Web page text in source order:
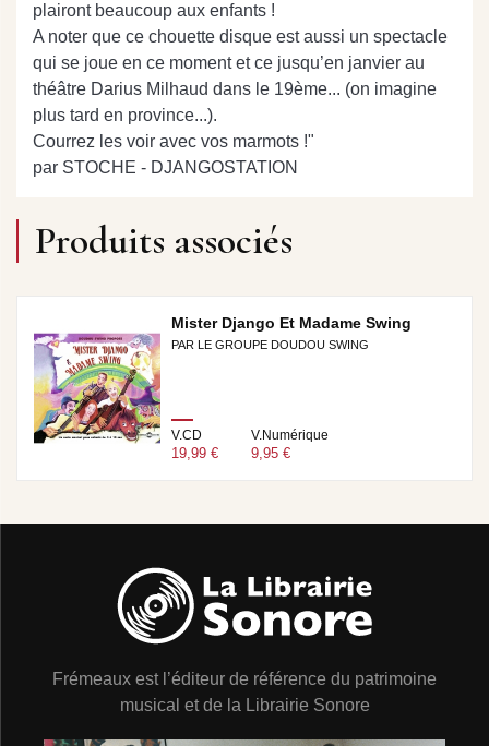
plairont beaucoup aux enfants !
A noter que ce chouette disque est aussi un spectacle
qui se joue en ce moment et ce jusqu’en janvier au
théâtre Darius Milhaud dans le 19ème... (on imagine
plus tard en province...).
Courrez les voir avec vos marmots !"
par STOCHE - DJANGOSTATION
Produits associés
Mister Django Et Madame Swing
PAR LE GROUPE DOUDOU SWING
V.CD
19,99 €
V.Numérique
9,95 €
Frémeaux est l’éditeur de référence du patrimoine
musical et de la Librairie Sonore